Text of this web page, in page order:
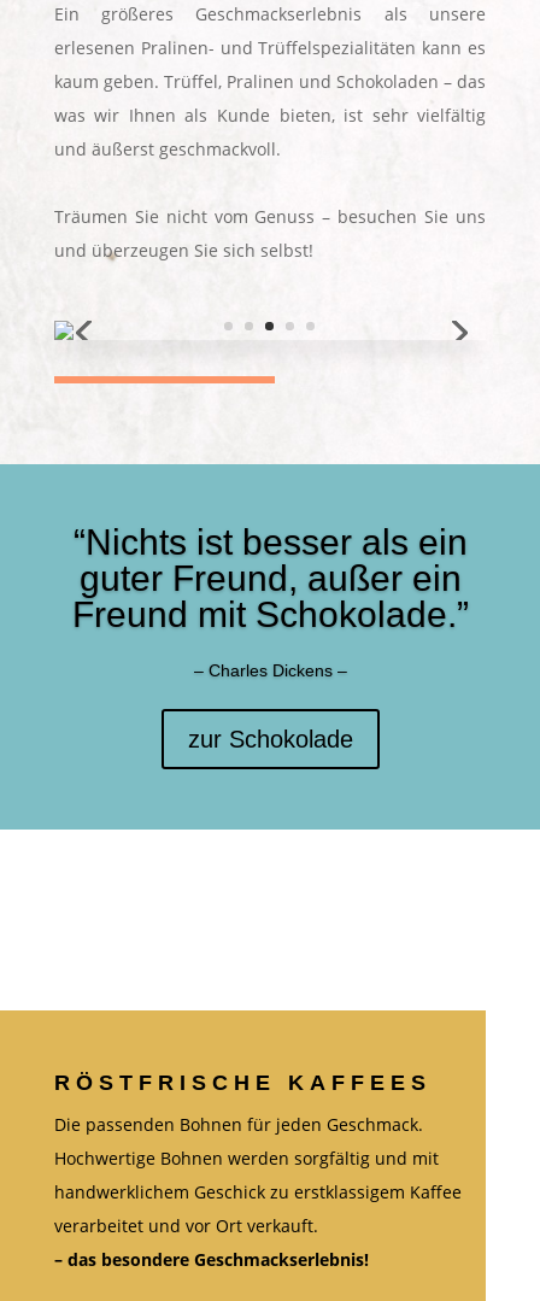
Ein größeres Geschmackserlebnis als unsere
erlesenen Pralinen- und Trüffelspezialitäten kann es
kaum geben. Trüffel, Pralinen und Schokoladen – das
was wir Ihnen als Kunde bieten, ist sehr vielfältig
und äußerst geschmackvoll.
Träumen Sie nicht vom Genuss – besuchen Sie uns
und überzeugen Sie sich selbst!
“Nichts ist besser als ein
guter Freund, außer ein
Freund mit Schokolade.”
– Charles Dickens –
zur Schokolade
RÖSTFRISCHE KAFFEES
Die passenden Bohnen für jeden Geschmack.
Hochwertige Bohnen werden sorgfältig und mit
handwerklichem Geschick zu erstklassigem Kaffee
verarbeitet und vor Ort verkauft.
– das besondere Geschmackserlebnis!